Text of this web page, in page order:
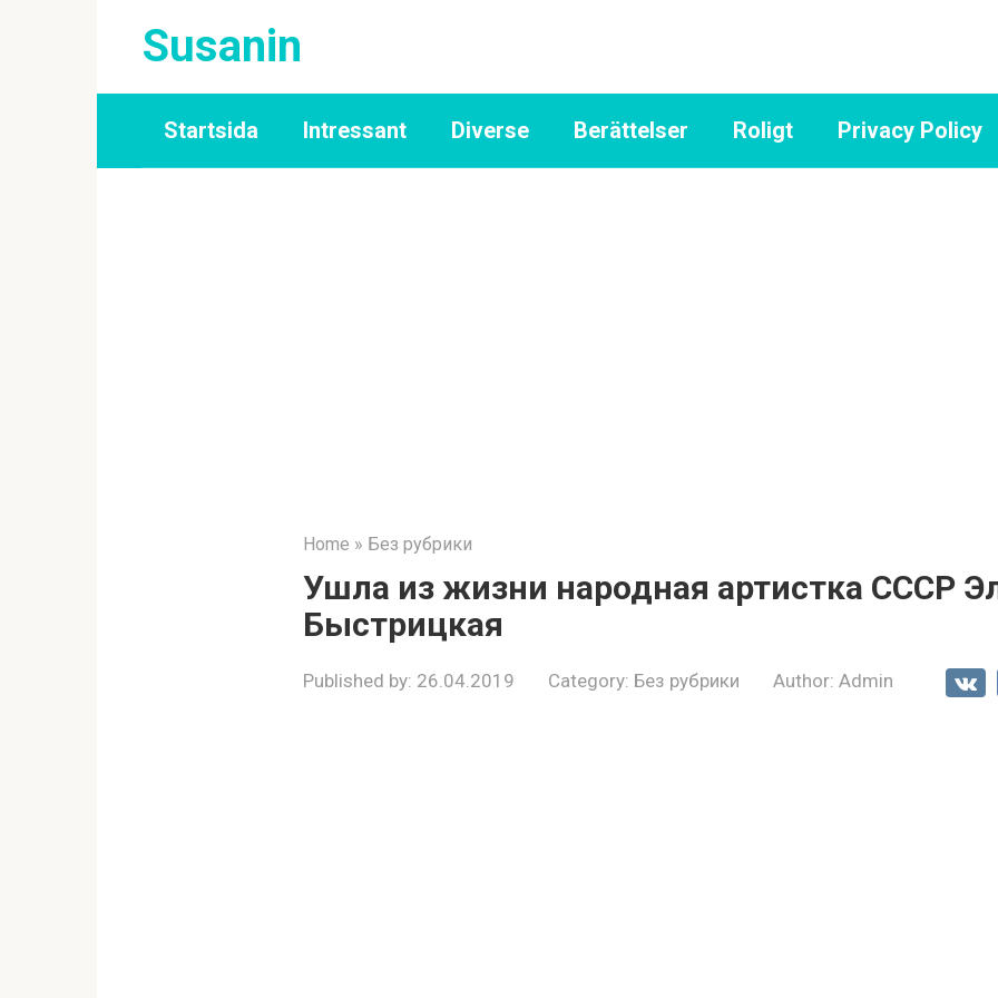
Susanin
Startsida Intressant Diverse Berättelser Roligt Privacy Policy
Home » Без рубрики
Ушла из жизни народная артистка СССР
Быстрицкая
Published by: 26.04.2019 Category: Без рубрики Author: Admin